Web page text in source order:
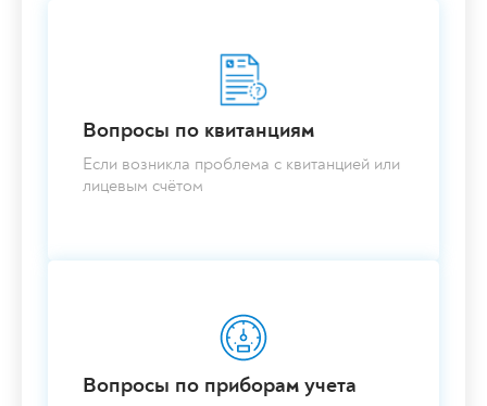
Вопросы по квитанциям
Если возникла проблема с квитанцией или
лицевым счётом
Вопросы по приборам учета